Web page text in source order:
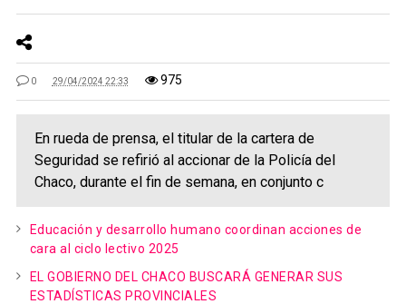
0 29/04/2024 22:33 975
En rueda de prensa, el titular de la cartera de
Seguridad se refirió al accionar de la Policía del
Chaco, durante el fin de semana, en conjunto c
Educación y desarrollo humano coordinan acciones de
cara al ciclo lectivo 2025
EL GOBIERNO DEL CHACO BUSCARÁ GENERAR SUS
ESTADÍSTICAS PROVINCIALES